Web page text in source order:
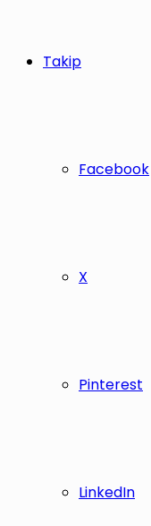
Takip
Facebook
X
Pinterest
LinkedIn